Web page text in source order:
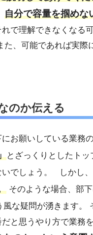
自分で容量を掴めな
で理解できなくなる
、可能であれば実
のか伝える
お願いしている業務
とざっくりとしたト
でしょう。 しかし
そのような場合、部
風な疑問が湧きます。
と思うやり方で業務